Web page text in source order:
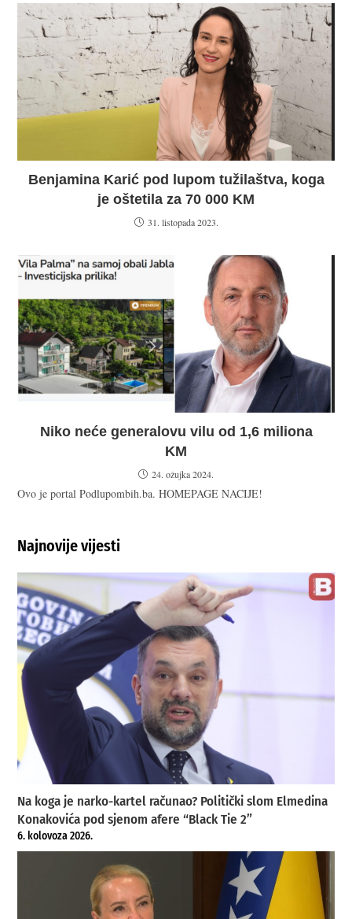
Benjamina Karić pod lupom tužilaštva, koga
je oštetila za 70 000 KM
31. listopada 2023.
Niko neće generalovu vilu od 1,6 miliona
KM
24. ožujka 2024.
Ovo je portal Podlupombih.ba. HOMEPAGE NACIJE!
Najnovije vijesti
Na koga je narko-kartel računao? Politički slom Elmedina
Konakovića pod sjenom afere “Black Tie 2”
6. kolovoza 2026.